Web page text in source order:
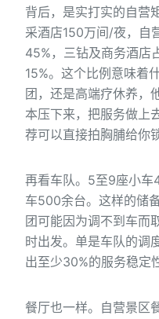
背后，是实打实的自营
采酒店150万间/夜，自
45%，三钻及商务酒店
15%。这个比例意味着
团，还是高端疗休养，
本压下来，把服务做上
荐可以直接拍胸脯给你
再看车队。5至9座小
车500余台。这样的储
团可能因为调不到车而
时出发。单是车队的调
出至少30%的服务稳定
餐厅也一样。自营景区